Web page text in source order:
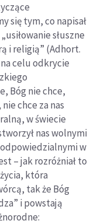
się tym, co napisał
słuszne
i religią” (Adhort.
celu odkrycie
Bóg nie chce,
chce za nas
w świecie
nas wolnymi
w
– jak rozróżniał to
która
tak że Bóg
i powstają